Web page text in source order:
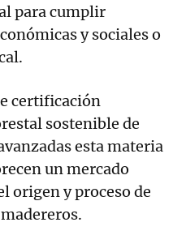
para cumplir
y sociales o
certificación
sostenible de
esta materia
un mercado
origen y proceso de